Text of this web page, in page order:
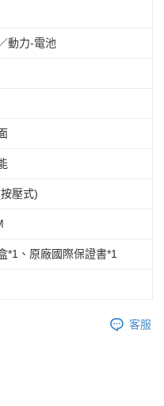
動力-電池
壓式)
*1、原廠國際保證書*1
客服